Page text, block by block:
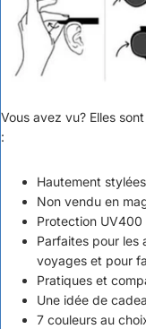
Vous avez vu? Elles
:
Hautement stylées
Non vendu en
Protection UV400
Parfaites pour les
voyages et pour
Pratiques et
Une idée de
7 couleurs au